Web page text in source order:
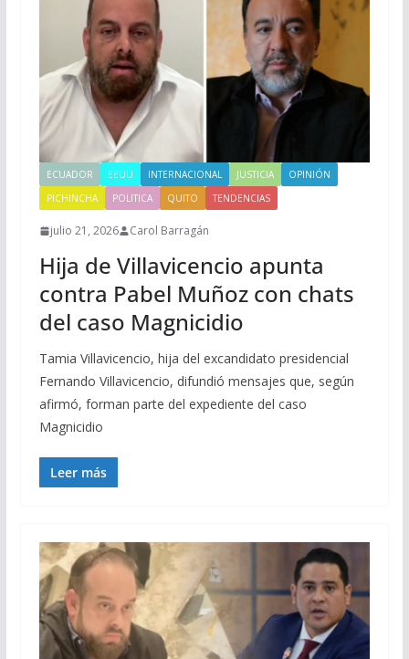
ECUADOR EEUU INTERNACIONAL JUSTICIA
OPINIÓN
PICHINCHA
POLITICA QUITO TENDENCIAS
julio 21, 2026 Carol Barragán
Hija de Villavicencio apunta
contra Pabel Muñoz con chats
del caso Magnicidio
Tamia Villavicencio, hija del excandidato presidencial
Fernando Villavicencio, difundió mensajes que, según
afirmó, forman parte del expediente del caso
Magnicidio
Leer más